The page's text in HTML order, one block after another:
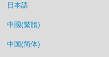
日本語
中國(繁體)
中国(简体)